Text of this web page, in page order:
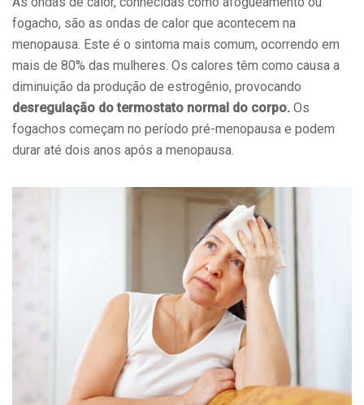
fogacho, são as ondas de calor que acontecem na
menopausa. Este é o sintoma mais comum, ocorrendo em
mais de 80% das mulheres. Os calores têm como causa a
diminuição da produção de estrogênio, provocando
desregulação do termostato normal do corpo. Os
fogachos começam no período pré-menopausa e podem
durar até dois anos após a menopausa.